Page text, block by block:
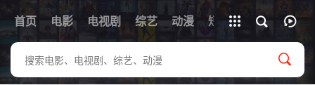
首页 电影 电视剧 综艺 动漫 短剧
全部影片